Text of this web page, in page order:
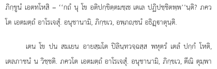
ภิกฺขูนํ เอตทโหสิ – ‘‘กถํ นุ โข อติปกฺขิตฺตมชฺเช เตเล ปฏิปชฺชิตพฺพ’’นฺติ? ภคว
โต เอตมตฺถํ อาโรเจสุํ. อนุชานามิ, ภิกฺขเว, อพฺภฺชนํ อธิฏฺาตุนฺติ.
เตน โข ปน สมเยน อายสฺมโต ปิลินฺทวจฺฉสฺส พหุตรํ เตลํ ปกฺกํ โหติ,
เตลภาชนํ น วิชฺชติ. ภควโต เอตมตฺถํ อาโรเจสุํ. อนุชานามิ, ภิกฺขเว, ตีณิ ตุมฺพา